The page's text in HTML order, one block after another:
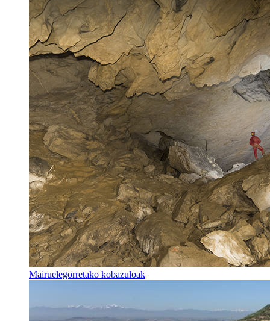
Mairuelegorretako kobazuloak